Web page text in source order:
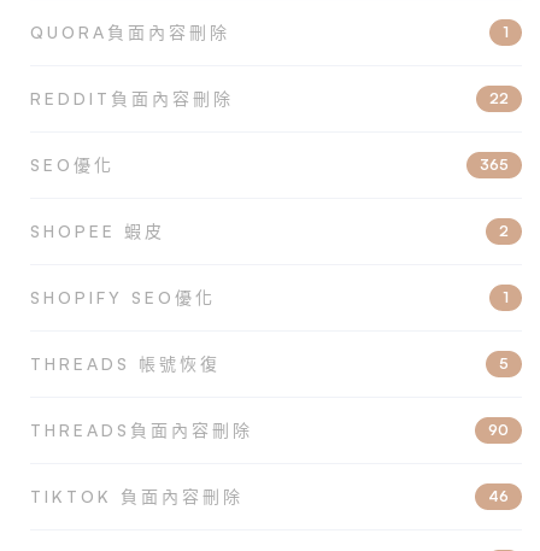
QUORA負面內容刪除 1
REDDIT負面內容刪除 22
SEO優化 365
SHOPEE 蝦皮 2
SHOPIFY SEO優化 1
THREADS 帳號恢復 5
THREADS負面內容刪除 90
TIKTOK 負面內容刪除 46